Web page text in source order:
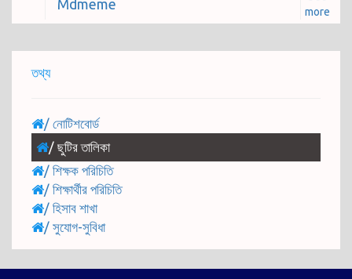
Mdmeme
more
তথ্য
/ নোটিশবোর্ড
/ ছুটির তালিকা
/ শিক্ষক পরিচিতি
/ শিক্ষার্থীর পরিচিতি
/ হিসাব শাখা
/ সুযোগ-সুবিধা